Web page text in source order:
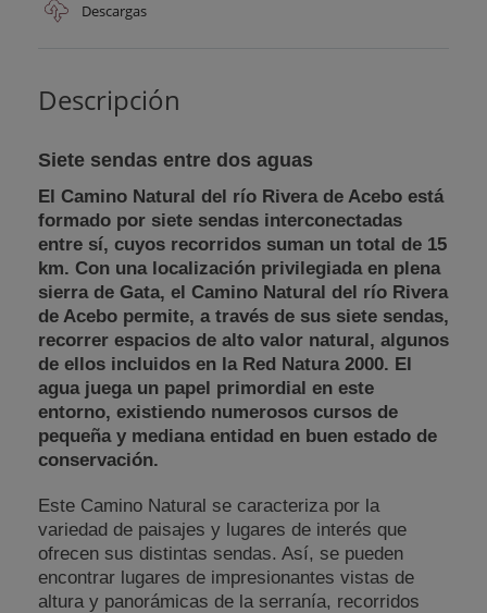
Descargas
Descripción
Siete sendas entre dos aguas
El Camino Natural del río Rivera de Acebo está
formado por siete sendas interconectadas
entre sí, cuyos recorridos suman un total de 15
km. Con una localización privilegiada en plena
sierra de Gata, el Camino Natural del río Rivera
de Acebo permite, a través de sus siete sendas,
recorrer espacios de alto valor natural, algunos
de ellos incluidos en la Red Natura 2000. El
agua juega un papel primordial en este
entorno, existiendo numerosos cursos de
pequeña y mediana entidad en buen estado de
conservación.
Este Camino Natural se caracteriza por la
variedad de paisajes y lugares de interés que
ofrecen sus distintas sendas. Así, se pueden
encontrar lugares de impresionantes vistas de
altura y panorámicas de la serranía, recorridos